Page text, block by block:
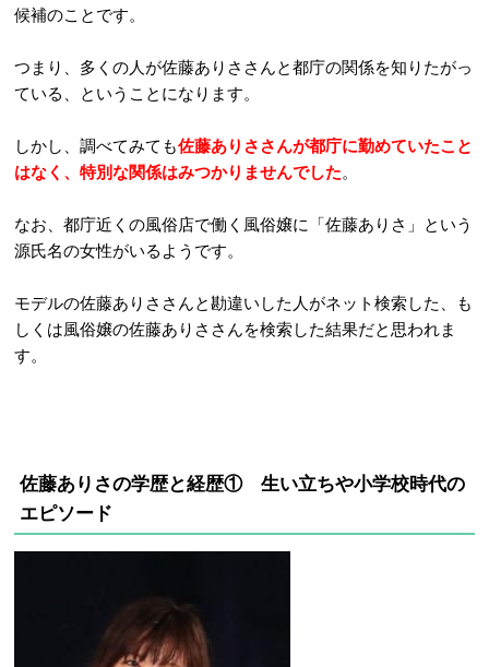
候補のことです。
つまり、多くの人が佐藤ありささんと都庁の関係を知りたがっ
ている、ということになります。
しかし、調べてみても佐藤ありささんが都庁に勤めていたこと
はなく、特別な関係はみつかりませんでした。
なお、都庁近くの風俗店で働く風俗嬢に「佐藤ありさ」という
源氏名の女性がいるようです。
モデルの佐藤ありささんと勘違いした人がネット検索した、も
しくは風俗嬢の佐藤ありささんを検索した結果だと思われま
す。
佐藤ありさの学歴と経歴① 生い立ちや小学校時代の
エピソード